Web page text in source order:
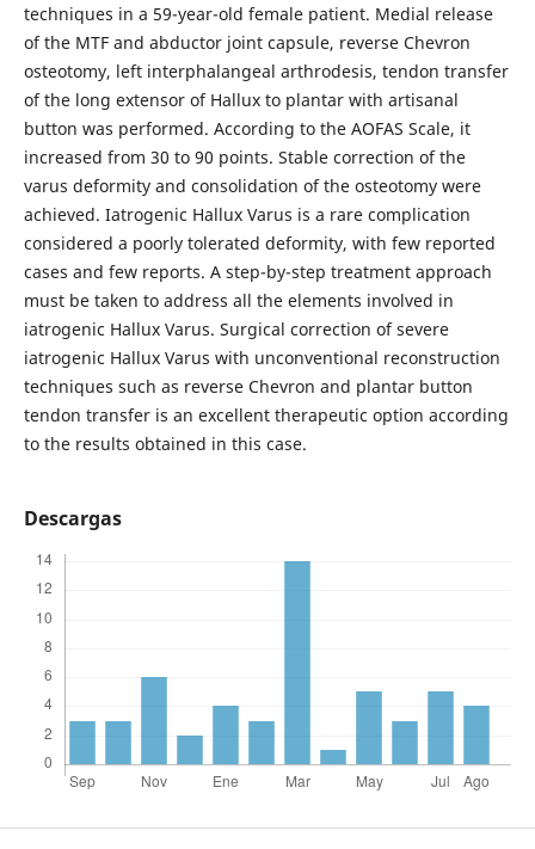
techniques in a 59-year-old female patient. Medial release
of the MTF and abductor joint capsule, reverse Chevron
osteotomy, left interphalangeal arthrodesis, tendon transfer
of the long extensor of Hallux to plantar with artisanal
button was performed. According to the AOFAS Scale, it
increased from 30 to 90 points. Stable correction of the
varus deformity and consolidation of the osteotomy were
achieved. Iatrogenic Hallux Varus is a rare complication
considered a poorly tolerated deformity, with few reported
cases and few reports. A step-by-step treatment approach
must be taken to address all the elements involved in
iatrogenic Hallux Varus. Surgical correction of severe
iatrogenic Hallux Varus with unconventional reconstruction
techniques such as reverse Chevron and plantar button
tendon transfer is an excellent therapeutic option according
to the results obtained in this case.
Descargas